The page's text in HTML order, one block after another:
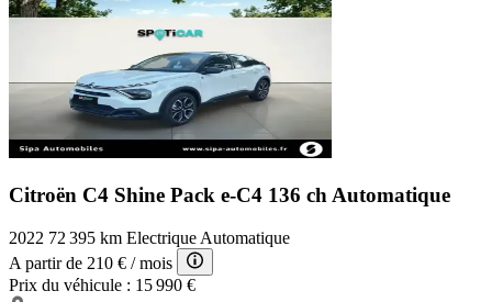
Citroën C4 Shine Pack e-C4 136 ch Automatique
2022 72 395 km Electrique Automatique
A partir de 210 € / mois
Prix du véhicule : 15 990 €